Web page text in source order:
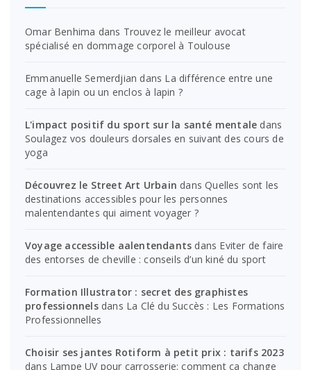
Omar Benhima dans Trouvez le meilleur avocat
spécialisé en dommage corporel à Toulouse
Emmanuelle Semerdjian dans La différence entre une
cage à lapin ou un enclos à lapin ?
L'impact positif du sport sur la santé mentale dans
Soulagez vos douleurs dorsales en suivant des cours de
yoga
Découvrez le Street Art Urbain dansQuelles sont les
destinations accessibles pour les personnes
malentendantes qui aiment voyager ?
Voyage accessible aalentendants dans Eviter de faire
des entorses de cheville : conseils d’un kiné du sport
Formation Illustrator : secret des graphistes
professionnelsdans La Clé du Succès : Les Formations
Professionnelles
Choisir ses jantes Rotiform à petit prix : tarifs 2023
dans Lampe UV pour carrosserie: comment ça change